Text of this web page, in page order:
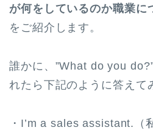
が何をしているのか職業に
をご紹介します。
誰かに、”What do you
れたら下記のように答えて
・I’m a sales assistant.（